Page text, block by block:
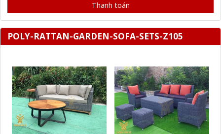
Thanh toán
POLY-RATTAN-GARDEN-SOFA-SETS-Z105